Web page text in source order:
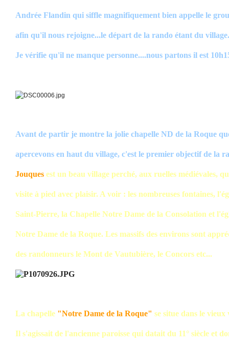
Andrée Flandin qui siffle magnifiquement bien appelle le
afin qu'il nous rejoigne...le départ de la rando étant du village.
Je vérifie qu'il ne manque personne....nous partons il est
Avant de partir je montre la jolie chapelle ND de la Roque
apercevons en haut du village, c'est le premier objectif de la
Jouques est un beau village perché, aux ruelles médiévales,
visite à pied avec plaisir. A voir : les nombreuses fontaines,
Saint-Pierre, la Chapelle Notre Dame de la Consolation et
Notre Dame de la Roque. Les massifs des environs sont
des randonneurs le Mont de Vautubière, le Concors etc...
La chapelle "Notre Dame de la Roque" se situe dans le vieux
Il s'agissait de l'ancienne paroisse qui datait du 11° siècle et